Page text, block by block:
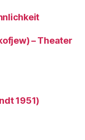
– Theater
1951)